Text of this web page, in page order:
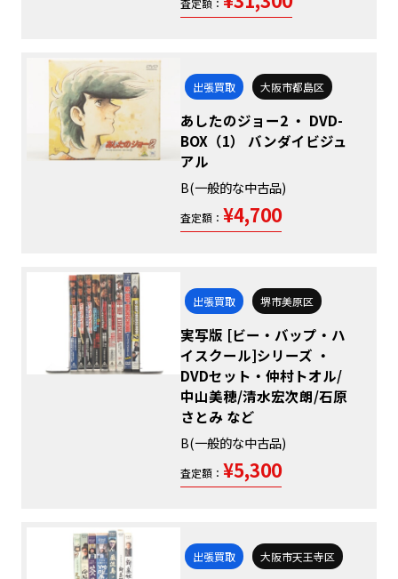
査定額：
出張買取 大阪市都島区
あしたのジョー2 ・ DVD-
BOX（1） バンダイビジュ
アル
B(一般的な中古品)
査定額： ¥4,700
出張買取 堺市美原区
実写版 [ビー・バップ・ハ
イスクール]シリーズ ・
DVDセット・仲村トオル/
中山美穂/清水宏次朗/石原
さとみ など
B(一般的な中古品)
査定額： ¥5,300
出張買取 大阪市天王寺区